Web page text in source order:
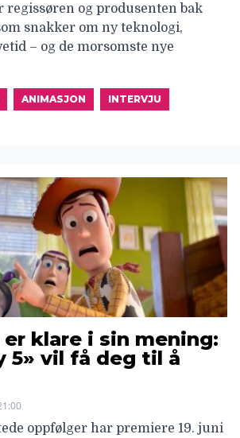
regissøren og produsenten bak
snakker om ny teknologi,
– og de morsomste nye
ANIMASJON
INTERVJU
klare i sin mening:
5» vil få deg til å
oppfølger har premiere 19. juni